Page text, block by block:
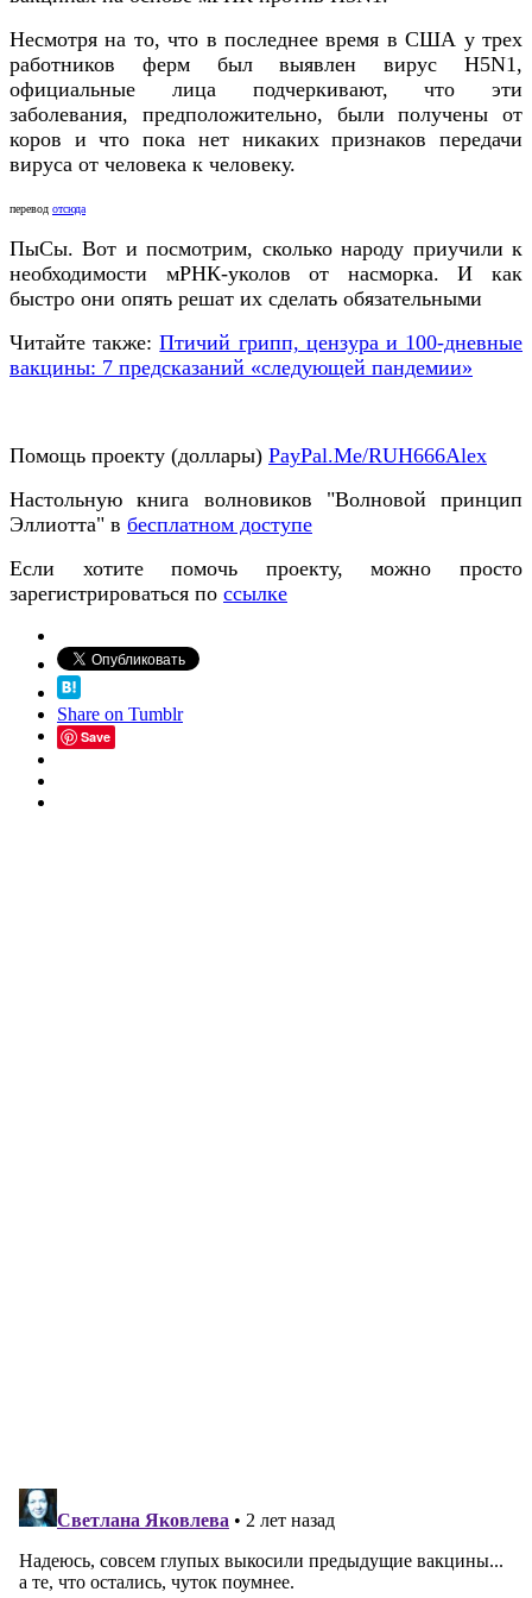
Несмотря на то, что в последнее время в США у трех
работников ферм был выявлен вирус H5N1,
официальные лица подчеркивают, что эти
заболевания, предположительно, были получены от
коров и что пока нет никаких признаков передачи
вируса от человека к человеку.
перевод отсюда
ПыСы. Вот и посмотрим, сколько народу приучили к
необходимости мРНК-уколов от насморка. И как
быстро они опять решат их сделать обязательными
Читайте также:Птичий грипп, цензура и 100-дневные
вакцины: 7 предсказаний «следующей пандемии»
Помощь проекту (доллары) PayPal.Me/RUH666Alex
Настольную книга волновиков "Волновой принцип
Эллиотта" в бесплатном доступе
Если хотите помочь проекту, можно просто
зарегистрироваться по ссылке
Share on Tumblr
Save